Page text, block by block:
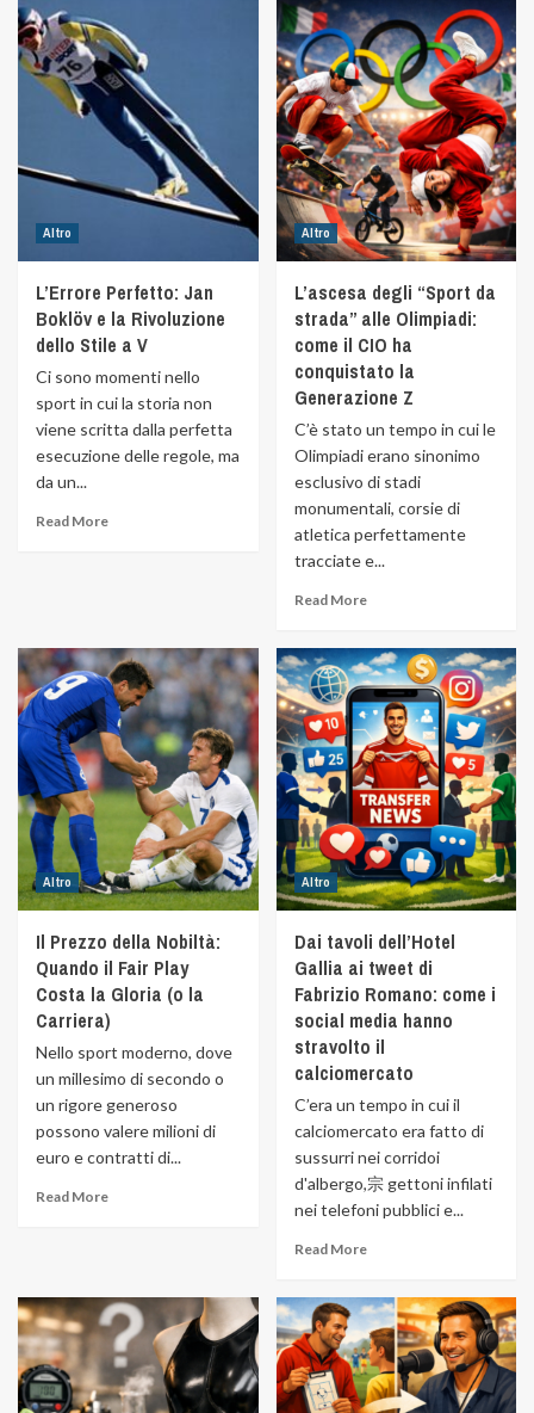
Altro
L’Errore Perfetto: Jan
Boklöv e la Rivoluzione
dello Stile a V
Ci sono momenti nello
sport in cui la storia non
viene scritta dalla perfetta
esecuzione delle regole, ma
da un...
Read More
Altro
L’ascesa degli “Sport da
strada” alle Olimpiadi:
come il CIO ha
conquistato la
Generazione Z
C’è stato un tempo in cui le
Olimpiadi erano sinonimo
esclusivo di stadi
monumentali, corsie di
atletica perfettamente
tracciate e...
Read More
Altro
Il Prezzo della Nobiltà:
Quando il Fair Play
Costa la Gloria (o la
Carriera)
Nello sport moderno, dove
un millesimo di secondo o
un rigore generoso
possono valere milioni di
euro e contratti di...
Read More
Altro
Dai tavoli dell’Hotel
Gallia ai tweet di
Fabrizio Romano: come i
social media hanno
stravolto il
calciomercato
C’era un tempo in cui il
calciomercato era fatto di
sussurri nei corridoi
d'albergo,宗 gettoni infilati
nei telefoni pubblici e...
Read More